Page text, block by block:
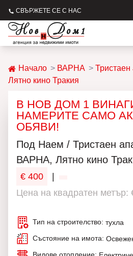
СВЪРЖЕТЕ СЕ С НАС
Начало ВАРНА
Тристаен
Лятно кино Тракия
В НОВ ДОМ 1
НАМЕРИТЕ САМО
ОБЯВИ!
Под Наем / Тристаен
ВАРНА, Лятно кино
€ 400
Цена на квадратен метър:
Тип на строителство: тухла
Състояние на имота:
Видове отопление: